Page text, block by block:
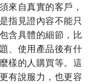
來自真實的客戶，
指見證內容不能只
含具體的細節，比
、使用產品後有什
樣的人購買等。這
有說服力，也更容